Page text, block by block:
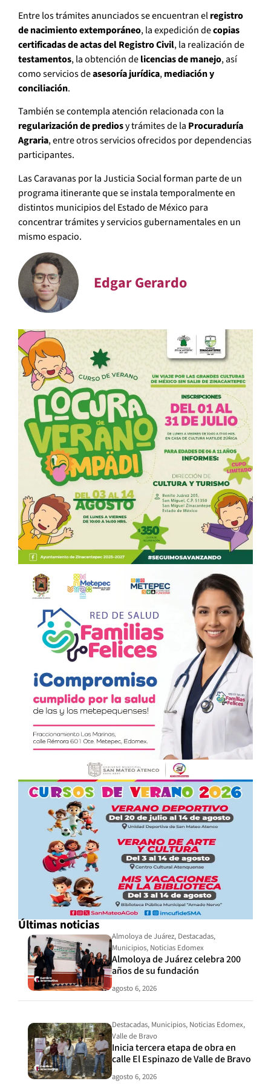
Entre los trámites anunciados se encuentran elregistro
de nacimiento extemporáneo, la expedición decopias
certificadas de actas del Registro Civil, la realización de
testamentos, la obtención delicencias de manejo, así
como servicios deasesoría jurídica,mediación y
conciliación.
También se contempla atención relacionada con la
regularización de prediosy trámites de la Procuraduría
Agraria, entre otros servicios ofrecidos por dependencias
participantes.
Las Caravanas por la Justicia Social forman parte de un
programa itinerante que se instala temporalmente en
distintos municipios del Estado de México para
concentrar trámites y servicios gubernamentales en un
mismo espacio.
Edgar Gerardo
Últimas noticias
Almoloya de Juárez, Destacadas,
Municipios, Noticias Edomex
Almoloya de Juárez celebra 200
años de su fundación
agosto 6, 2026
Destacadas, Municipios, Noticias Edomex,
Valle de Bravo
Inicia tercera etapa de obra en
calle El Espinazo de Valle de Bravo
agosto 6, 2026